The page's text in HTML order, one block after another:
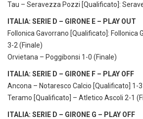
Tau – Seravezza Pozzi [Qualificato]:
ITALIA: SERIE D – GIRONE E – PLAY OUT
Follonica Gavorrano [Qualificato]: Follonica
3-2 (Finale)
Orvietana – Poggibonsi 1-0 (Finale)
ITALIA: SERIE D – GIRONE F – PLAY OFF
Ancona – Notaresco Calcio [Qualificato] 1-
Teramo [Qualificato] – Atletico Ascoli 2-1
ITALIA: SERIE D – GIRONE G – PLAY OFF